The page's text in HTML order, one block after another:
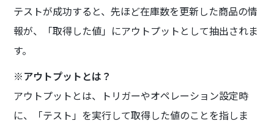
テストが成功すると、先ほど在庫数を更新した商品の情
報が、「取得した値」にアウトプットとして抽出されま
す。
※アウトプットとは？
アウトプットとは、トリガーやオペレーション設定時
に、「テスト」を実行して取得した値のことを指しま